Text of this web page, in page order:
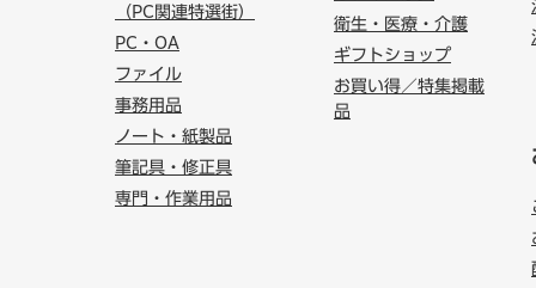
（PC関連特選街）
PC・OA
ファイル
事務用品
ノート・紙製品
筆記具・修正具
専門・作業用品
衛生・医療・介護
ギフトショップ
お買い得／特集掲載
品